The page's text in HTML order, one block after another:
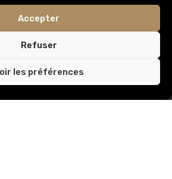
Accepter
Refuser
les préférences
des Agents Immobiliers,